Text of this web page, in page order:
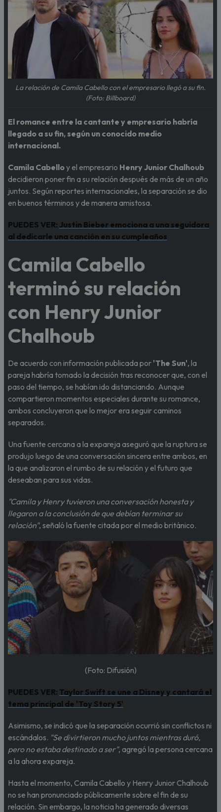
La relación de Camila Cabello con el empresario llegó a su fin.
(Foto: Billboard)
El romance entre la cantante y empresario habría
llegado a su fin, según un conocido medio
internacional.
Camila Cabelloy el empresario Henry Junior Chalhoub
decidieron poner fin a su relación después de más de un año
juntos. Según reportes internacionales, la separación se dio
en buenos términos y de manera amistosa.
PUEDES VER: Justin Bieber emociona a una seguidora
al dedicarle una canción en su cumpleaños
Camila Cabello
terminó su relación
con Henry Junior
Chalhoub
De acuerdo con información publicada por 'The Sun', la
pareja habría tomado la decisión tras reconocer que, con el
paso del tiempo, se habían ido distanciando. Aunque
compartieron momentos especiales durante su romance,
ambos concluyeron que lo mejor era seguir caminos
separados.
Una fuente cercana a la expareja aseguró que la ruptura se
produjo luego de una conversación sincera entre ambos, en
la que analizaron el rumbo de su relación y el futuro que
deseaban para sus vidas.
"Camila y Henry tuvieron una conversación honesta y
llegaron a la conclusión de que debían terminar su
relación", señaló la fuente citada por el medio británico.
(Foto: Difusión)
PUEDES VER: Taylor Swift se une a Disney y cantará el
tema principal de 'Toy Story 5'
Asimismo, se indicó que la separación ocurrió sin conflictos ni
escándalos. "Se divirtieron mucho juntos mientras duró,
pero no estaba destinado a ser", agregó la persona cercana
a la ahora expareja.
Hasta el momento, Camila Cabello y Henry Junior Chalhoub
no se han pronunciado públicamente sobre el fin de su
relación. Sin embargo, la noticia ha generado diversas